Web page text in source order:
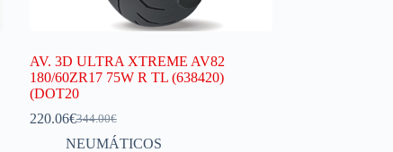
AV. 3D ULTRA XTREME AV82
180/60ZR17 75W R TL (638420)
(DOT20
344.00€
220.06€
NEUMÁTICOS